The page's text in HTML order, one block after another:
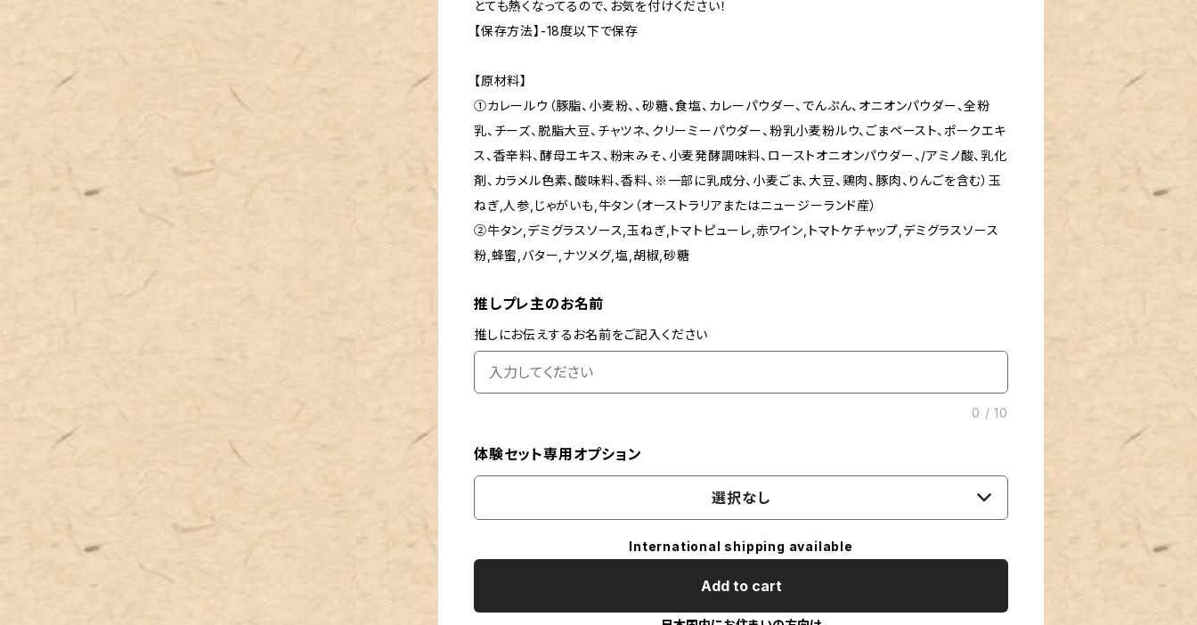
とても熱くなってるので、お気を付けください！
【保存方法】-18度以下で保存
【原材料】
①カレールウ（豚脂、小麦粉、、砂糖、食塩、カレーパウダー、でんぷん、オニオンパウダー、全粉
乳、チーズ、脱脂大豆、チャツネ、クリーミーパウダー、粉乳小麦粉ルウ、ごまペースト、ポークエキ
ス、香辛料、酵母エキス、粉末みそ、小麦発酵調味料、ローストオニオンパウダー、/アミノ酸、乳化
剤、カラメル色素、酸味料、香料、※一部に乳成分、小麦ごま、大豆、鶏肉、豚肉、りんごを含む）玉
ねぎ,人参,じゃがいも,牛タン（オーストラリアまたはニュージーランド産）
②牛タン,デミグラスソース,玉ねぎ,トマトピューレ,赤ワイン,トマトケチャップ,デミグラスソース
粉,蜂蜜,バター,ナツメグ,塩,胡椒,砂糖
推しプレ主のお名前
推しにお伝えするお名前をご記入ください
0 /10
体験セット専用オプション
選択なし
International shipping available
Add to cart